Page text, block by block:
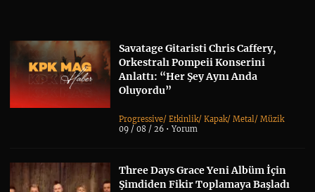
Savatage Gitaristi Chris Caffery,
Orkestralı Pompeii Konserini
Anlattı: “Her Şey Aynı Anda
Oluyordu”
Progressive/Etkinlik/Kapak/Metal/Müzik
09 / 08 / 26 •Yorum
Three Days Grace Yeni Albüm İçin
Şimdiden Fikir Toplamaya Başladı